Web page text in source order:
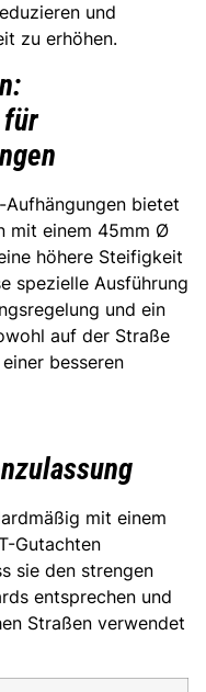
und
zu erhöhen.
für
Aufhängungen bietet
mit einem 45mm Ø
höhere Steifigkeit
spezielle Ausführung
und ein
auf der Straße
besseren
mit einem
Gutachten
sie den strengen
entsprechen und
Straßen verwendet